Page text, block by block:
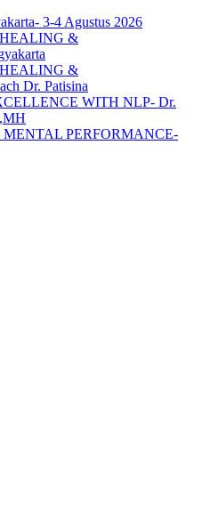
3-4 Agustus 2026
&
&
Dr. Patisina
WITH NLP- Dr.
PERFORMANCE-